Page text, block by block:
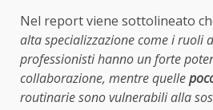
Nel report viene sottolineato
alta specializzazione come i ruoli
professionistihanno un forte
collaborazione, mentre quelle
routinarie sono vulnerabili alla